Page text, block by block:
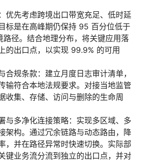
优先考虑跨境出口带宽充足、低时延
标是在高峰期仍保持 95 百分位低于
路径。结合地理分布，将关键应用落
的出口点，以实现 99.9% 的可用
合规条款：建立月度日志审计清单，
输符合本地法规要求。对接当地监管
收集、存储、访问与删除的生命周
与多净化连接策略：实现多区域、多
架构。通过冗余链路与动态路由，降
，并在路径异常时快速切换。实际部
键业务流分流到独立的出口点，并对